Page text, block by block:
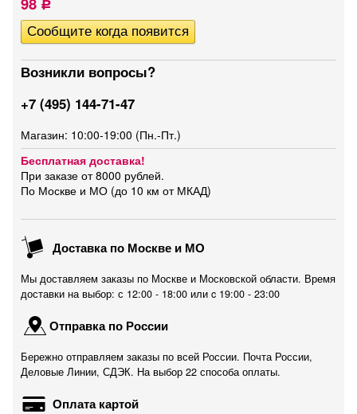
Р
Возникли вопросы?
+7 (495) 144-71-47
Магазин: 10:00-19:00 (Пн.-Пт.)
Бесплатная доставка!
При заказе от 8000 рублей.
По Москве и МО (до 10 км от МКАД)
Доставка по Москве и МО
Мы доставляем заказы по Москве и Московской области. Время
доставки на выбор: с 12:00 - 18:00 или c 19:00 - 23:00
Отправка по России
Бережно отправляем заказы по всей России. Почта России,
Деловые Линии, СДЭК. На выбор 22 способа оплаты.
Оплата картой